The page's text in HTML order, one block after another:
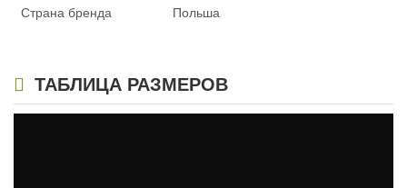
Страна бренда Польша
ТАБЛИЦА РАЗМЕРОВ